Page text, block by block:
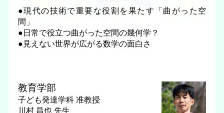
●現代の技術で重要な役割を果たす「曲がった空
間」
●日常で役立つ曲がった空間の幾何学？
●見えない世界が広がる数学の面白さ
教育学部
子ども発達学科 准教授
川村 昌也 先生